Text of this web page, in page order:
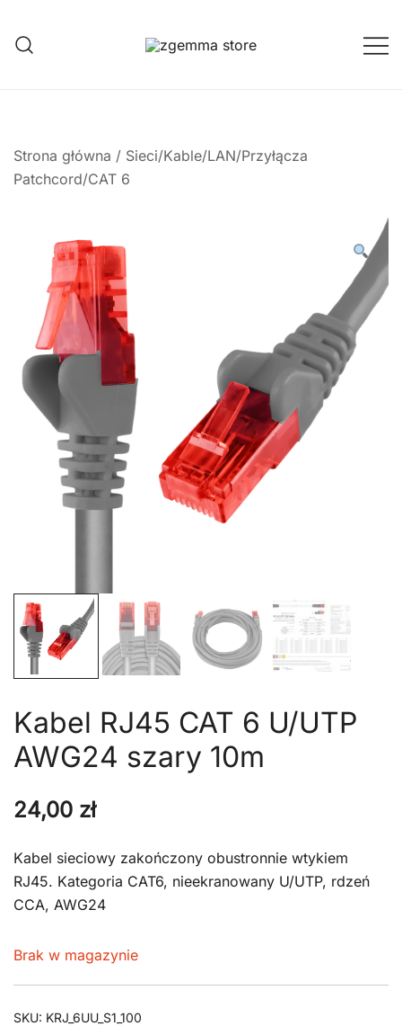
treści
Strona główna / Sieci/Kable/LAN/Przyłącza
Patchcord/CAT 6
Kabel RJ45 CAT 6 U/UTP
AWG24 szary 10m
24,00 zł
Kabel sieciowy zakończony obustronnie wtykiem
RJ45. Kategoria CAT6, nieekranowany U/UTP, rdzeń
CCA, AWG24
Brak w magazynie
SKU: KRJ_6UU_S1_100